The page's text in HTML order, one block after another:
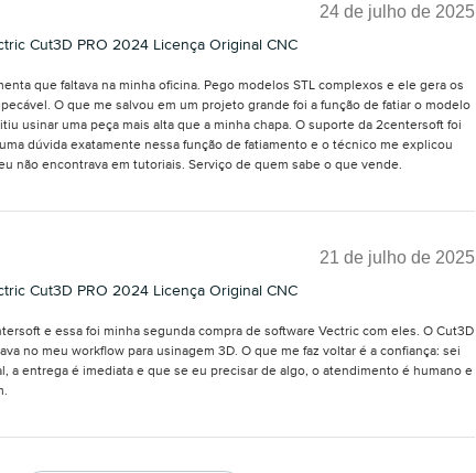
24 de julho de 2025
Cut3D PRO 2024 Licença Original CNC
que faltava na minha oficina. Pego modelos STL complexos e ele gera os
O que me salvou em um projeto grande foi a função de fatiar o modelo
usinar uma peça mais alta que a minha chapa. O suporte da 2centersoft foi
dúvida exatamente nessa função de fatiamento e o técnico me explicou
não encontrava em tutoriais. Serviço de quem sabe o que vende.
21 de julho de 2025
Cut3D PRO 2024 Licença Original CNC
e essa foi minha segunda compra de software Vectric com eles. O Cut3D
no meu workflow para usinagem 3D. O que me faz voltar é a confiança: sei
a entrega é imediata e que se eu precisar de algo, o atendimento é humano e